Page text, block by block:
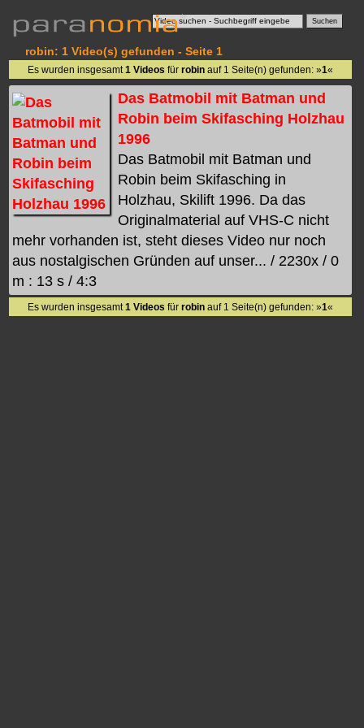
robin: 1 Video(s) gefunden - Seite 1
Es wurden insgesamt 1 Videos für robinauf 1 Seite(n) gefunden: »1«
Das Batmobil mit Batman und
Robin beim Skifasching Holzhau
1996
Das Batmobil mit Batman und
Robin beim Skifasching in
Holzhau, Skilift 1996. Da das
Originalmaterial auf VHS-C nicht
mehr vorhanden ist, steht dieses Video nur noch
aus nostalgischen Gründen auf unser... / 2230x / 0
m : 13 s / 4:3
Es wurden insgesamt 1 Videos für robinauf 1 Seite(n) gefunden: »1«